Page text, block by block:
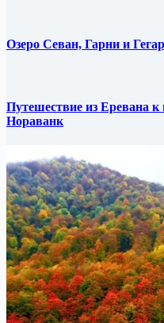
Озеро Севан, Гарни и
Путешествие из Еревана
Нораванк